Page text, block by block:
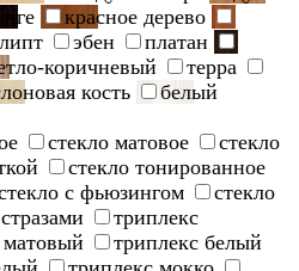
красное дерево
эбен
платан
коричневый
терра
кость
белый
стекло матовое
стекло
стекло тонированное
с фьюзингом
стекло
триплекс
матовый
триплекс белый